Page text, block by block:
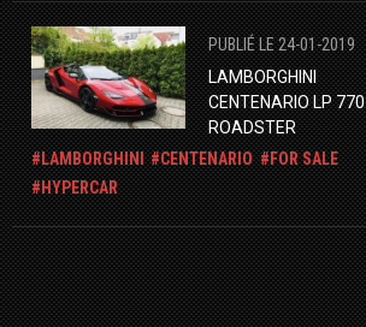
PUBLIÉ LE 24-01-2019
LAMBORGHINI
CENTENARIO LP 770
ROADSTER
LAMBORGHINI
CENTENARIO
FOR SALE
HYPERCAR